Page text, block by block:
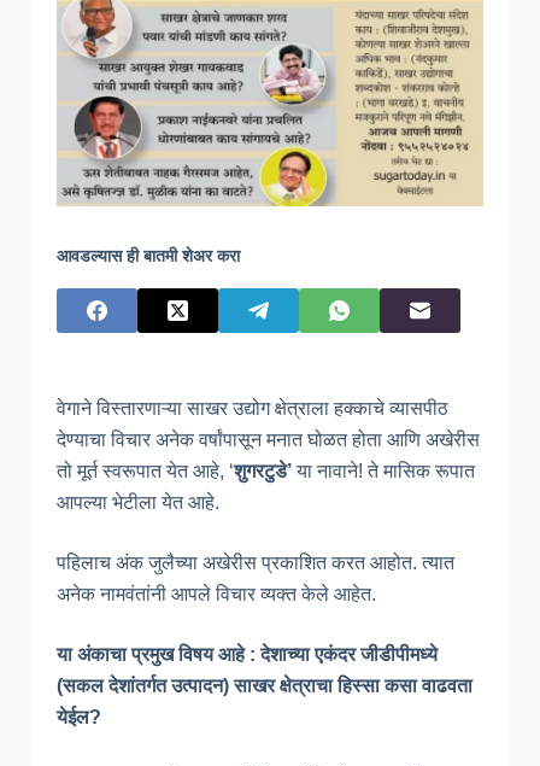
आवडल्यास ही बातमी शेअर करा
वेगाने विस्तारणाऱ्या साखर उद्योग क्षेत्राला हक्काचे व्यासपीठ
देण्याचा विचार अनेक वर्षांपासून मनात घोळत होता आणि अखेरीस
तो मूर्त स्वरूपात येत आहे, ‘शुगरटुडे’या नावाने! ते मासिक रूपात
आपल्या भेटीला येत आहे.
पहिलाच अंक जुलैच्या अखेरीस प्रकाशित करत आहोत. त्यात
अनेक नामवंतांनी आपले विचार व्यक्त केले आहेत.
या अंकाचा प्रमुख विषय आहे : देशाच्या एकंदर जीडीपीमध्ये
(सकल देशांतर्गत उत्पादन) साखर क्षेत्राचा हिस्सा कसा वाढवता
येईल?